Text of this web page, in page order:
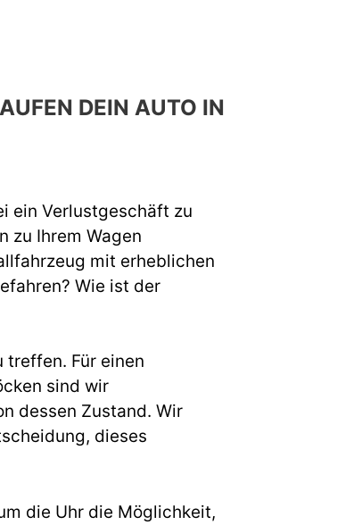
DEIN AUTO IN
ein Verlustgeschäft zu
zu Ihrem Wagen
mit erheblichen
Wie ist der
treffen. Für einen
sind wir
dessen Zustand. Wir
dieses
die Uhr die Möglichkeit,